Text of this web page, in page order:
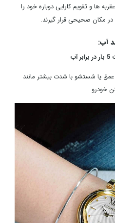
ها و تقویم کارایی دوباره خود را
مکان صحیحی قرار گیرند.
آب:
عمق یا شستشو با شدت بیشتر مانند
خودرو